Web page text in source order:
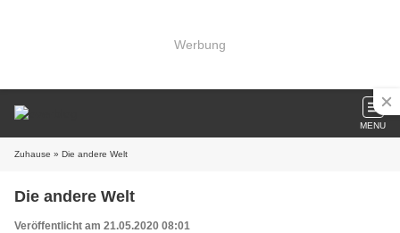
Werbung
MENU
Zuhause » Die andere Welt
Die andere Welt
Veröffentlicht am 21.05.2020 08:01